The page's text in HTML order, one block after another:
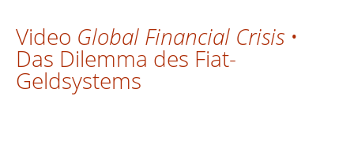
Video Global Financial Crisis •
Das Dilemma des Fiat-
Geldsystems